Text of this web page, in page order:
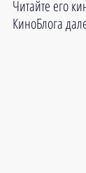
Читайте его
КиноБлога